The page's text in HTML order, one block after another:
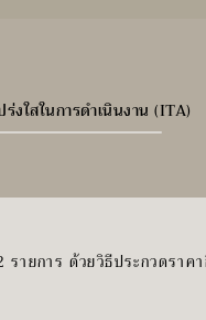
งใสในการดำเนินงาน (ITA)
ายการ ด้วยวิธีประกวดรา